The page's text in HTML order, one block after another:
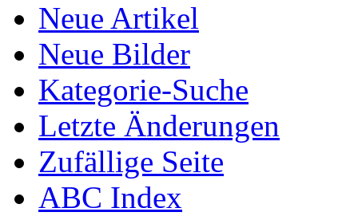
Neue Artikel
Neue Bilder
Kategorie-Suche
Letzte Änderungen
Zufällige Seite
ABC Index